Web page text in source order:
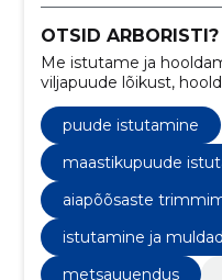
OTSID ARBORISTI?
Me istutame ja
viljapuude lõikust,
teostame erinevaid
puude istutamine
maastikupuude
aiapõõsaste
istutamine ja
metsauuendus